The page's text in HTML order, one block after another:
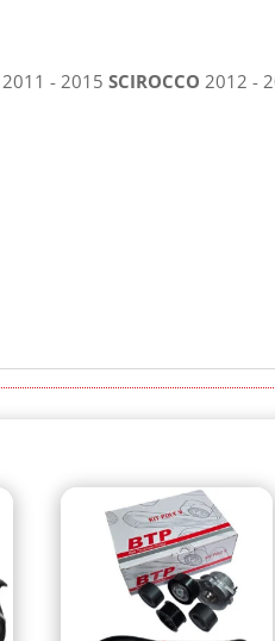
2011 - 2015 SCIROCCO 2012 -